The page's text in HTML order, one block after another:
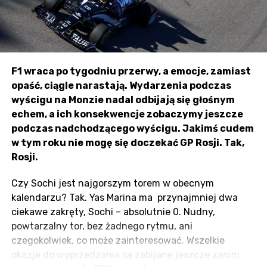
F1 wraca po tygodniu przerwy, a emocje, zamiast
opaść, ciągle narastają. Wydarzenia podczas
wyścigu na Monzie nadal odbijają się głośnym
echem, a ich konsekwencje zobaczymy jeszcze
podczas nadchodzącego wyścigu. Jakimś cudem
w tym roku nie mogę się doczekać GP Rosji. Tak,
Rosji.
Czy Sochi jest najgorszym torem w obecnym
kalendarzu? Tak. Yas Marina ma przynajmniej dwa
ciekawe zakręty, Sochi – absolutnie 0. Nudny,
powtarzalny tor, bez żadnego rytmu, ani
czegokolwiek, co może zainteresować. Wszelkie
okazje do wyprzedzania są zabijane jeszcze zanim